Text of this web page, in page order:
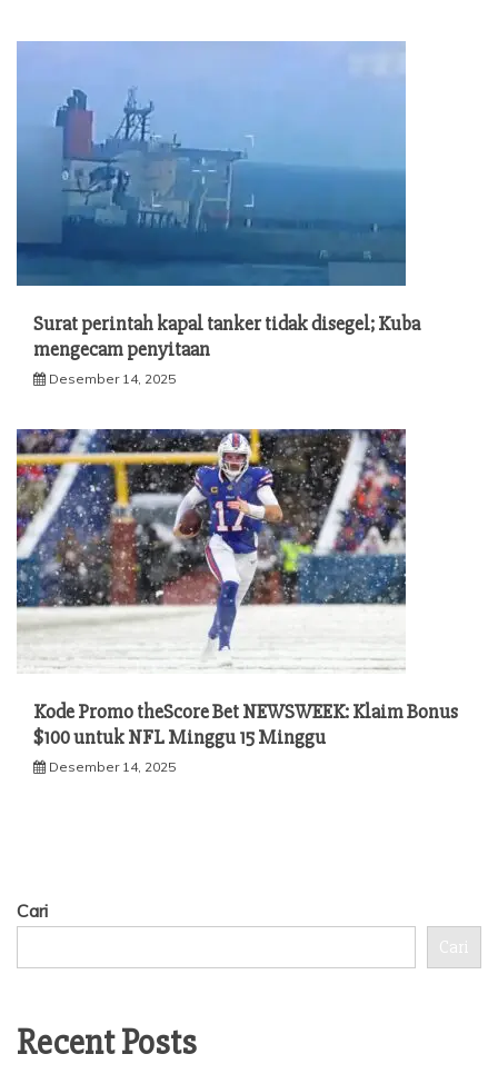
Surat perintah kapal tanker tidak disegel; Kuba
mengecam penyitaan
Desember 14, 2025
Kode Promo theScore Bet NEWSWEEK: Klaim Bonus
$100 untuk NFL Minggu 15 Minggu
Desember 14, 2025
Cari
Cari
Recent Posts